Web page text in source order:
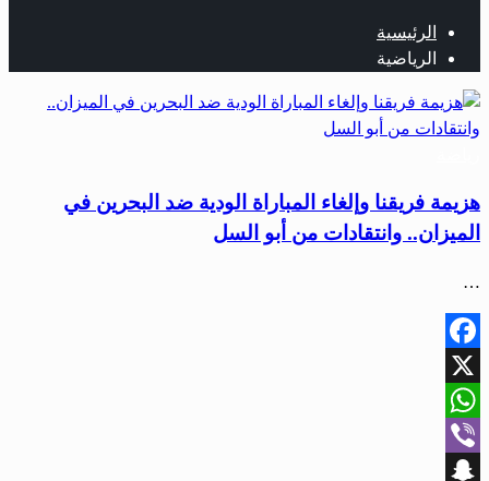
الرئيسية
الرياضية
هزيمة فريقنا وإلغاء المباراة الودية ضد البحرين في
الميزان.. وانتقادات من أبو السل
…
Facebook
X
WhatsApp
Viber